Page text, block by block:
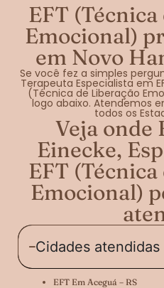
EFT
Emocional)
em Novo
Se você fez a simples
Terapeuta Especialista em
(Técnica de Liberação
logo abaixo. Atendemos
todos os
Veja onde
Einecke,
EFT
Emocional)
Cidades atendidas
EFT Em Aceguá – RS